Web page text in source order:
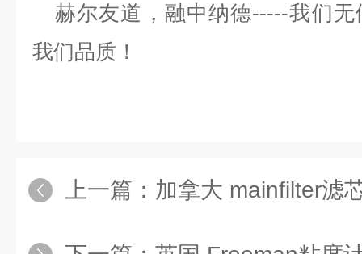
赫尔友道，融中纳德-----我们无
我们品质！
上一篇： 加拿大 mainfilter滤